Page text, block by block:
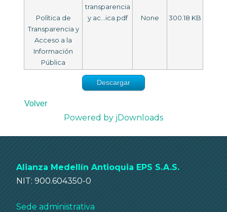
Política de
Transparencia y
Acceso a la
Información
Pública
transparencia
y ac...ica.pdf
None 300.18 KB
Descargar
Volver
Powered by jDownloads
Alianza Medellín Antioquia EPS S.A.S.
NIT: 900.604350-0
Sede administrativa